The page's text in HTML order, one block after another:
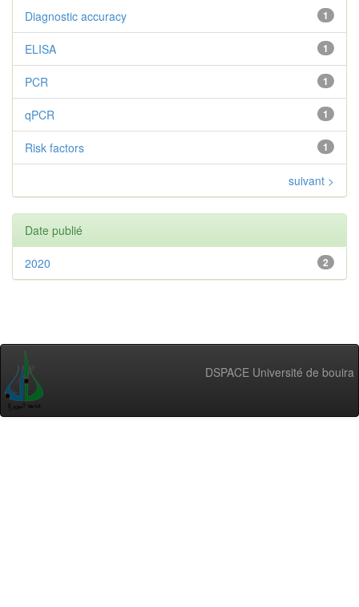
1
Diagnostic accuracy
1
ELISA
1
PCR
1
qPCR
1
Risk factors
suivant >
Date publié
2
2020
DSPACE Université de bouira